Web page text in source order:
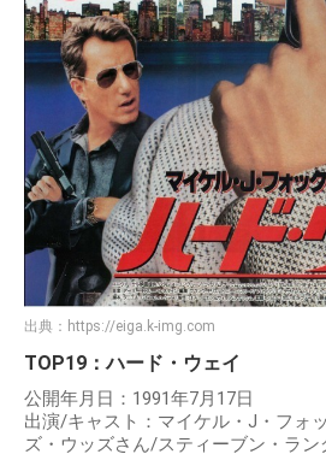
出典： https://eiga.k-img.com
TOP19：ハード・ウェイ
公開年月日：1991年7月17日
出演/キャスト：マイケル・J・フォ
ズ・ウッズさん/スティーブン・ラン